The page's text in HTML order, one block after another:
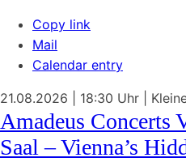
Copy link
Mail
Calendar entry
21.08.2026 | 18:30 Uhr
Amadeus Concerts
Saal – Vienna’s